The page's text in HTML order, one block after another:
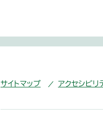
サイトマップ アクセシビリ